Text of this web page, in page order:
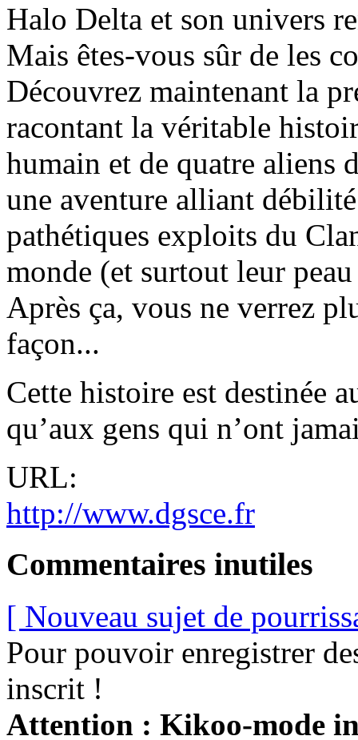
Halo Delta et son univers
Mais êtes-vous sûr de les
Découvrez maintenant la
racontant la véritable
humain et de quatre aliens
une aventure alliant
pathétiques exploits du
monde (et surtout leur
Après ça, vous ne verrez
façon...
Cette histoire est destinée
qu’aux gens qui n’ont
URL:
http://www.dgsce.fr
Commentaires inutiles
[ Nouveau sujet de
Pour pouvoir enregistrer
inscrit !
Attention : Kikoo-mode